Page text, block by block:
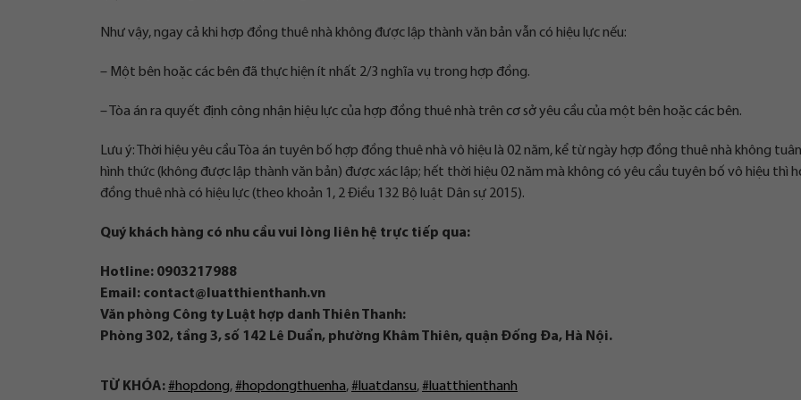
Như vậy, ngay cả khi hợp đồng thuê nhà không được lập thành văn bản vẫn có hiệu lực nếu:
– Một bên hoặc các bên đã thực hiện ít nhất 2/3 nghĩa vụ trong hợp đồng.
– Tòa án ra quyết định công nhận hiệu lực của hợp đồng thuê nhà trên cơ sở yêu cầu của một bên hoặc các bên.
Lưu ý: Thời hiệu yêu cầu Tòa án tuyên bố hợp đồng thuê nhà vô hiệu là 02 năm, kể từ ngày hợp đồng thuê nhà không
hình thức (không được lập thành văn bản) được xác lập; hết thời hiệu 02 năm mà không có yêu cầu tuyên bố vô hiệu thì
đồng thuê nhà có hiệu lực (theo khoản 1, 2 Điều 132 Bộ luật Dân sự 2015).
Quý khách hàng có nhu cầu vui lòng liên hệ trực tiếp qua:
Hotline: 0903217988
Email: contact@luatthienthanh.vn
Văn phòng Công ty Luật hợp danh Thiên Thanh:
Phòng 302, tầng 3, số 142 Lê Duẩn, phường Khâm Thiên, quận Đống Đa, Hà Nội.
TỪ KHÓA:#hopdong,#hopdongthuenha,#luatdansu,#luatthienthanh